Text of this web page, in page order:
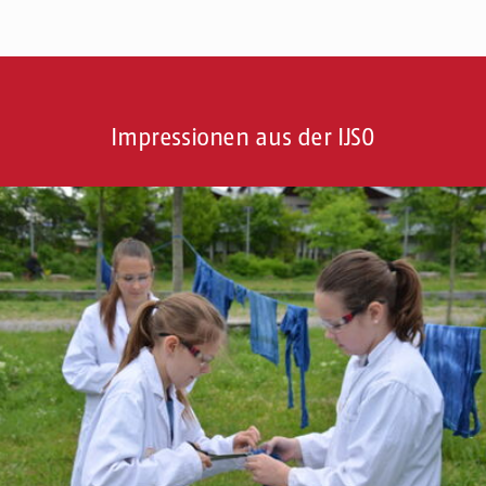
Impressionen aus der IJSO